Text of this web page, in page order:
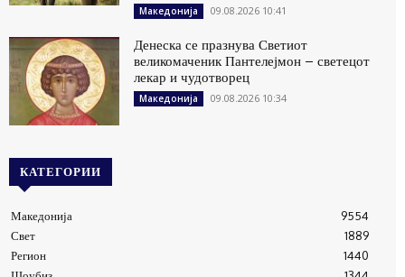
Македонија 09.08.2026 10:41
Денеска се празнува Светиот
великомаченик Пантелејмон – светецот
лекар и чудотворец
Македонија 09.08.2026 10:34
КАТЕГОРИИ
Македонија
9554
Свет
1889
Регион
1440